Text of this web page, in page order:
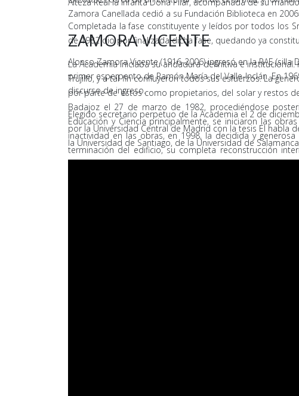
Completada la fase constituyente y leídos por todos los
de 1982 dio por finalizada dicha fase, quedando ya
La Academia iniciaba su andadura definitiva e
Trujillo, y a tal fin confluyeron todos sus esfuerzos. La
por parte de éstos como propietarios, del solar y restos
Badajoz el 27 de marzo de 1982, procediéndose
Educación y Ciencia principalmente, se iniciaron las
inactividad en las obras, en 1998, la decidida y
terminación del edificio, su completa reconstrucción
Muñoz-Torrero
después de las
Zamora Canellada cedió a su Fundación Biblioteca en
ZAMORA VICENTE
Alonso Zamora Vicente (1916-2006) ingresó en la RAE
primer esperpento de Ramón María del Valle-Inclán. En
discurso de ingreso.
Elegido secretario perpetuo de la Academia el 2 de
por la Universidad Central de Madrid con la tesis El habla
la Universidad de Santiago, de la Universidad de